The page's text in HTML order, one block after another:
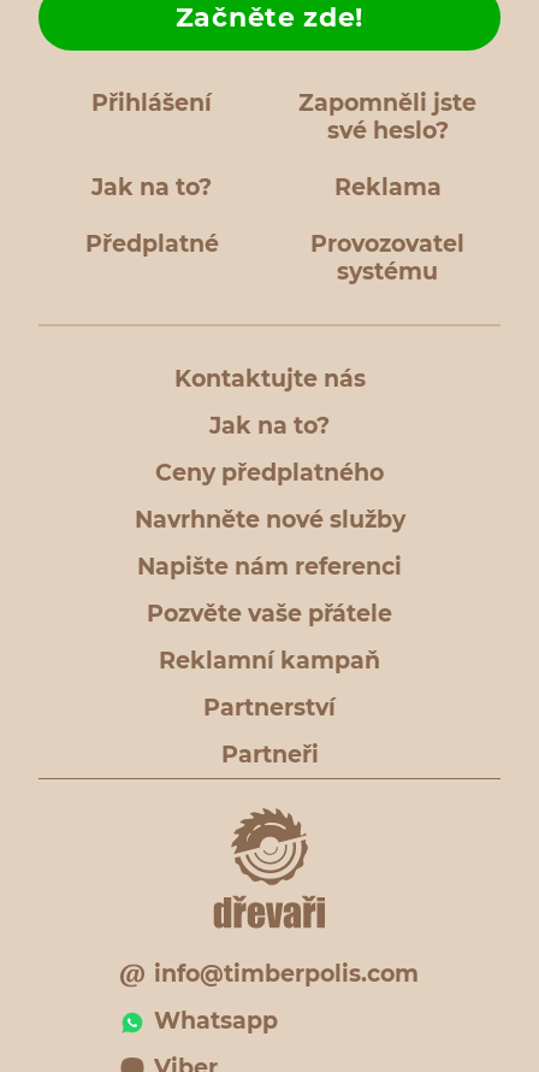
Přihlášení
Zapomněli jste
své heslo?
Jak na to?
Začněte zde!
Reklama
Předplatné
Provozovatel
systému
Kontaktujte nás
Jak na to?
Ceny předplatného
Navrhněte nové služby
Napište nám referenci
Pozvěte vaše přátele
Reklamní kampaň
Partnerství
Partneři
info@timberpolis.com
Whatsapp